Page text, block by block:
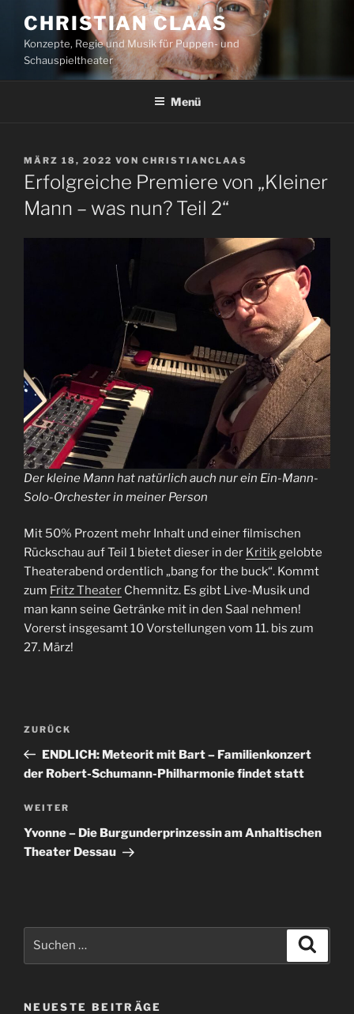
Inhalt
springen
CHRISTIAN CLAAS
Konzepte, Regie und Musik für Puppen- und
Schauspieltheater
Menü
VERÖFFENTLICHT
AM
MÄRZ 18, 2022 VON CHRISTIANCLAAS
Erfolgreiche Premiere von „Kleiner
Mann – was nun? Teil 2“
Der kleine Mann hat natürlich auch nur ein Ein-Mann-
Solo-Orchester in meiner Person
Mit 50% Prozent mehr Inhalt und einer filmischen
Rückschau auf Teil 1 bietet dieser in der Kritikgelobte
Theaterabend ordentlich „bang for the buck“. Kommt
zum Fritz Theater Chemnitz. Es gibt Live-Musik und
man kann seine Getränke mit in den Saal nehmen!
Vorerst insgesamt 10 Vorstellungen vom 11. bis zum
27. März!
Beitragsnavigation
Vorheriger
Beitrag
ZURÜCK
ENDLICH: Meteorit mit Bart – Familienkonzert
der Robert-Schumann-Philharmonie findet statt
Nächster
Beitrag
WEITER
Yvonne – Die Burgunderprinzessin am Anhaltischen
Theater Dessau
NEUESTE BEITRÄGE